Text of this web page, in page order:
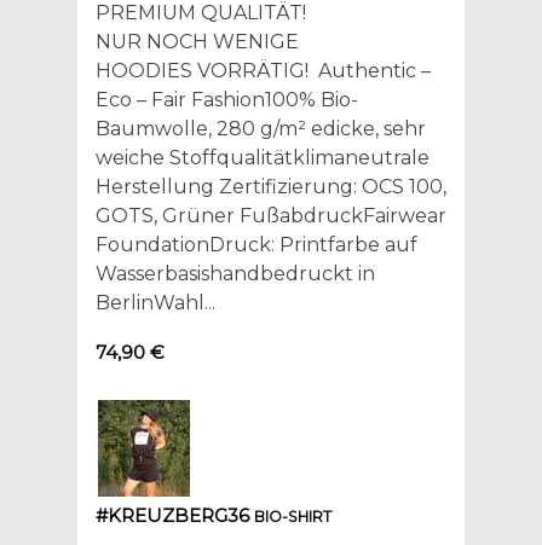
PREMIUM QUALITÄT!
NUR NOCH WENIGE
HOODIES VORRÄTIG! Authentic –
Eco – Fair Fashion100% Bio-
Baumwolle, 280 g/m² edicke, sehr
weiche Stoffqualitätklimaneutrale
Herstellung Zertifizierung: OCS 100,
GOTS, Grüner FußabdruckFairwear
FoundationDruck: Printfarbe auf
Wasserbasishandbedruckt in
BerlinWahl...
74,90 €
#KREUZBERG36 BIO-SHIRT